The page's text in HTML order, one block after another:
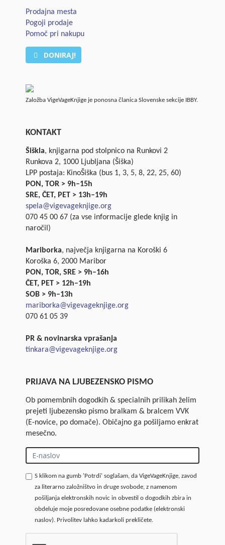
Prodajna mesta
Pogoji prodaje
Pomoč pri nakupu
DONIRAJ!
Založba VigeVageKnjige je ponosna članica Slovenske sekcije IBBY.
KONTAKT
Šiškla, knjigarna pod stolpnico na Runkovi 2
Runkova 2, 1000 Ljubljana (Šiška)
LPP postaja: KinoŠiška (bus 1, 3, 5, 8, 22, 25, 60)
PON, TOR > 9h–15h
SRE, ČET, PET > 13h–19h
spela@vigevageknjige.org
070 45 00 67 (za vse informacije glede knjig in
naročil)
Mariborka, največja knjigarna na Koroški 6
Koroška 6, 2000 Maribor
PON, TOR, SRE > 9h–16h
ČET, PET > 12h–19h
SOB > 9h–13h
mariborka@vigevageknjige.org
070 61 05 39
PR & novinarska vprašanja
tinkara@vigevageknjige.org
PRIJAVA NA LJUBEZENSKO PISMO
Ob pomembnih dogodkih & specialnih prilikah želim
prejeti ljubezensko pismo bralkam & bralcem VVK
(E-novice, po domače). Običajno ga pošiljamo enkrat
mesečno.
S klikom na gumb 'Potrdi' soglašam, da VigeVageKnjige, zavod
za literarno založništvo in druge svobode, z namenom
pošiljanja elektronskih novic in obvestil o dogodkih zbira in
obdeluje moje posredovane osebne podatke (elektronski
naslov). Privolitev lahko kadarkoli prekličete.